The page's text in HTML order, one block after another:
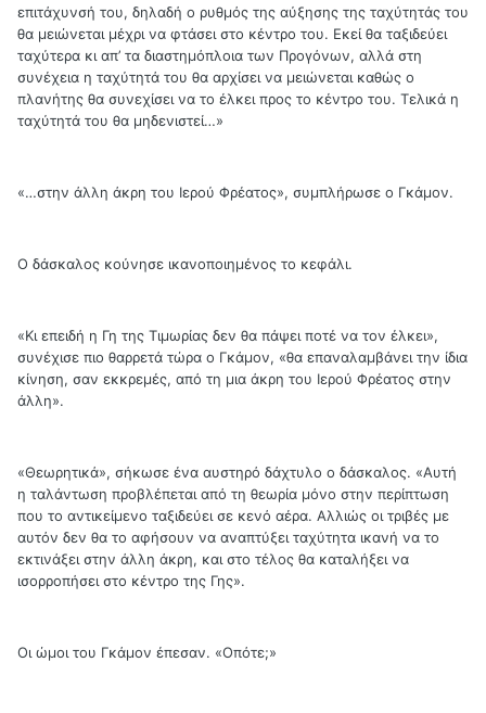
επιτάχυνσή του, δηλαδή ο ρυθμός της αύξησης της ταχύτητάς του
θα μειώνεται μέχρι να φτάσει στο κέντρο του. Εκεί θα ταξιδεύει
ταχύτερα κι απ’ τα διαστημόπλοια των Προγόνων, αλλά στη
συνέχεια η ταχύτητά του θα αρχίσει να μειώνεται καθώς ο
πλανήτης θα συνεχίσει να το έλκει προς το κέντρο του. Τελικά η
ταχύτητά του θα μηδενιστεί…»
«…στην άλλη άκρη του Ιερού Φρέατος», συμπλήρωσε ο Γκάμον.
Ο δάσκαλος κούνησε ικανοποιημένος το κεφάλι.
«Κι επειδή η Γη της Τιμωρίας δεν θα πάψει ποτέ να τον έλκει»,
συνέχισε πιο θαρρετά τώρα ο Γκάμον, «θα επαναλαμβάνει την ίδια
κίνηση, σαν εκκρεμές, από τη μια άκρη του Ιερού Φρέατος στην
άλλη».
«Θεωρητικά», σήκωσε ένα αυστηρό δάχτυλο ο δάσκαλος. «Αυτή
η ταλάντωση προβλέπεται από τη θεωρία μόνο στην περίπτωση
που το αντικείμενο ταξιδεύει σε κενό αέρα. Αλλιώς οι τριβές με
αυτόν δεν θα το αφήσουν να αναπτύξει ταχύτητα ικανή να το
εκτινάξει στην άλλη άκρη, και στο τέλος θα καταλήξει να
ισορροπήσει στο κέντρο της Γης».
Οι ώμοι του Γκάμον έπεσαν. «Οπότε;»